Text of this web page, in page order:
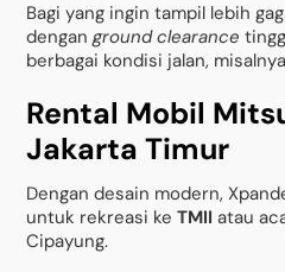
Bagi yang ingin tampil lebih
denganground clearance
berbagai kondisi jalan,
Rental Mobil
Jakarta Timur
Dengan desain modern,
untuk rekreasi keTMII atau
Cipayung.